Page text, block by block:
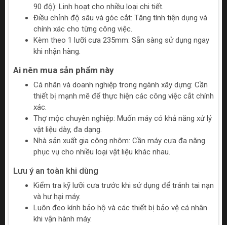
90 độ): Linh hoạt cho nhiều loại chi tiết.
Điều chỉnh độ sâu và góc cắt: Tăng tính tiện dụng và
chính xác cho từng công việc.
Kèm theo 1 lưỡi cưa 235mm: Sẵn sàng sử dụng ngay
khi nhận hàng.
Ai nên mua sản phẩm này
Cá nhân và doanh nghiệp trong ngành xây dựng: Cần
thiết bị mạnh mẽ để thực hiện các công việc cắt chính
xác.
Thợ mộc chuyên nghiệp: Muốn máy có khả năng xử lý
vật liệu dày, đa dạng.
Nhà sản xuất gia công nhôm: Cần máy cưa đa năng
phục vụ cho nhiều loại vật liệu khác nhau.
Lưu ý an toàn khi dùng
Kiểm tra kỹ lưỡi cưa trước khi sử dụng để tránh tai nạn
và hư hại máy.
Luôn đeo kính bảo hộ và các thiết bị bảo vệ cá nhân
khi vận hành máy.